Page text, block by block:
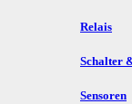
Relais
Schalter
Sensoren